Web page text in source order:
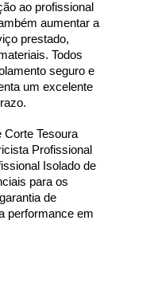
ao profissional
aumentar a
prestado,
Todos
seguro e
um excelente
Corte Tesoura
Profissional
Isolado de
para os
de
performance em